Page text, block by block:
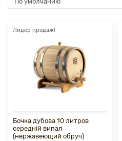
Лидер продаж!
Бочка дубова 10 литров
середній випал
(нержавеющий обруч)